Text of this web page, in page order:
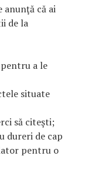
anunţă că ai
de la
a le
situate
să citeşti;
dureri de cap
pentru o